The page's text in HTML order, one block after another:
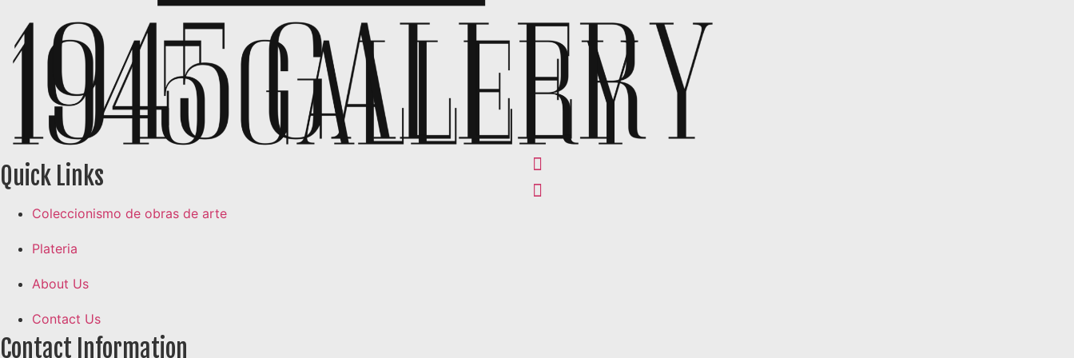
Quick Links
Coleccionismo de obras de arte
Plateria
About Us
Contact Us
Contact Information